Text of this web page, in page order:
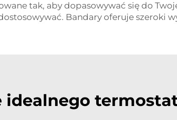
tak, aby dopasowywać się do
Bandary oferuje szeroki
idealnego